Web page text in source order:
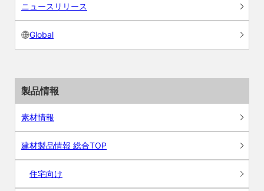
ニュースリリース
Global
製品情報
素材情報
建材製品情報 総合TOP
住宅向け